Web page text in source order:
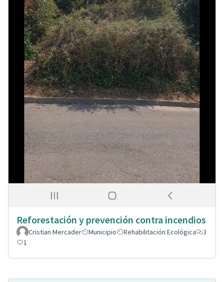
Reforestación y prevención contra incendios
Cristian Mercader Municipio Rehabilitación Ecológica
3
1